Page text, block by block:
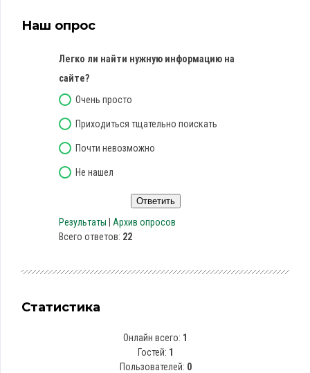
Наш опрос
Легко ли найти нужную информацию на
сайте?
Очень просто
Приходиться тщательно поискать
Почти невозможно
Не нашел
Результаты
Архив опросов
Всего ответов: 22
Статистика
Онлайн всего: 1
Гостей: 1
Пользователей: 0